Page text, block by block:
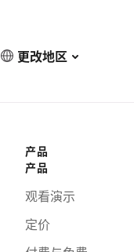
更改地区
产品
产品
观看演示
定价